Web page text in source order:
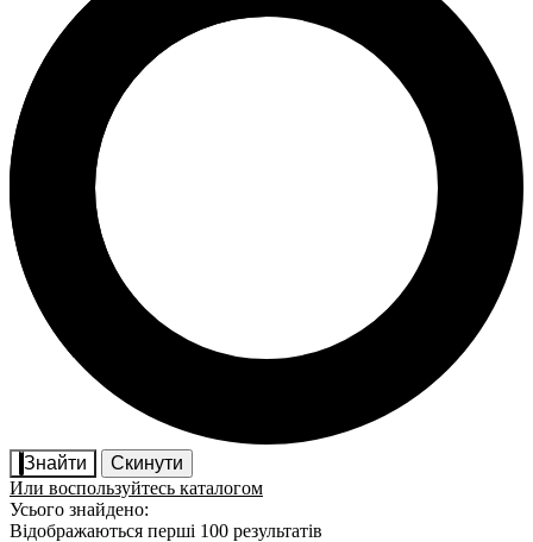
Знайти
Скинути
Или воспользуйтесь каталогом
Усього знайдено:
Відображаються перші 100 результатів